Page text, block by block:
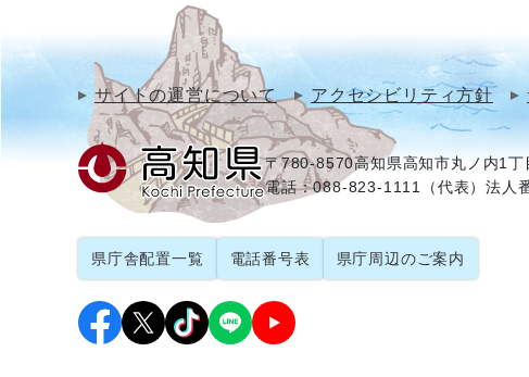
サイトの運営について アクセシビリティ方針
〒780-8570高知県高知市丸ノ内1
電話：088-823-1111（代表）法人
県庁舎配置一覧 電話番号表 県庁周辺のご案内